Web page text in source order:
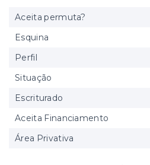
Aceita permuta?
Esquina
Perfil
Situação
Escriturado
Aceita Financiamento
Área Privativa